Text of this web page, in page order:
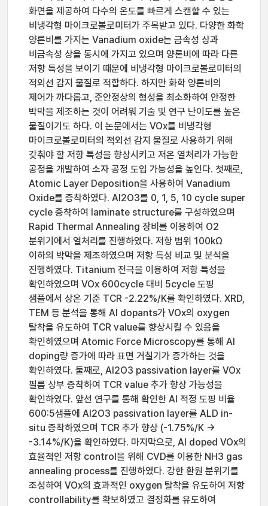
화면을 제공하여 다수의 온도를 빠르게 스캔할 수 있는
비냉각형 마이크로볼로미터가 주목받고 있다. 다양한 화학
양론비를 가지는 Vanadium oxide는 금속성 상과
비금속성 상을 동시에 가지고 있으며 양론비에 따라 다른
저항 특성을 보이기 때문에 비냉각형 마이크로볼로미터의
적외선 감지 물질로 적합하다. 하지만 화학 양론비의
제어가 까다롭고, 준안정상의 형성을 최소화하여 안정한
박막을 제조하는 것이 어려워 기술 및 연구 난이도를 높은
물질이기도 하다. 이 논문에서는 VOx를 비냉각형
마이크로볼로미터의 적외선 감지 물질로 사용하기 위해
갖춰야 할 저항 특성을 향상시키고 저온 열처리가 가능한
공정을 개발하여 소자 공정 도입 가능성을 높인다. 첫째로,
Atomic Layer Deposition을 사용하여 Vanadium
Oxide를 증착하였다. Al2O3를 0, 1, 5, 10 cycle super
cycle 증착하여 laminate structure를 구성하였으며
Rapid Thermal Annealing 장비를 이용하여 O2
분위기에서 열처리를 진행하였다. 저항 범위 100kΩ
이하의 박막을 제조하였으며 저항 특성 비교 및 분석을
진행하였다. Titanium 전극을 이용하여 저항 특성을
확인하였으며 VOx 600cycle 대비 5cycle 도핑
샘플에서 상온 기준 TCR -2.22%/K를 확인하였다. XRD,
TEM 등 분석을 통해 Al dopants가 VOx의 oxygen
탈착을 유도하여 TCR value를 향상시킬 수 있음을
확인하였으며 Atomic Force Microscopy를 통해 Al
doping량 증가에 따라 표면 거칠기가 증가하는 것을
확인하였다. 둘째로, Al2O3 passivation layer를 VOx
필름 상부 증착하여 TCR value 추가 향상 가능성을
확인하였다. 앞선 연구를 통해 확인한 Al 적정 도핑 비율
600:5샘플에 Al2O3 passivation layer를 ALD in-
situ 증착하였으며 TCR 추가 향상 (-1.75%/K ->
-3.14%/K)을 확인하였다. 마지막으로, Al doped VOx의
효율적인 저항 control을 위해 CVD를 이용한 NH3 gas
annealing process를 진행하였다. 강한 환원 분위기를
조성하여 VOx의 효과적인 oxygen 탈착을 유도하여 저항
controllability를 확보하였고 결정화를 유도하여